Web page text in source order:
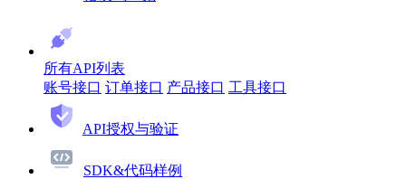
所有API列表
账号接口 订单接口 产品接口 工具接口
API授权与验证
SDK&代码样例